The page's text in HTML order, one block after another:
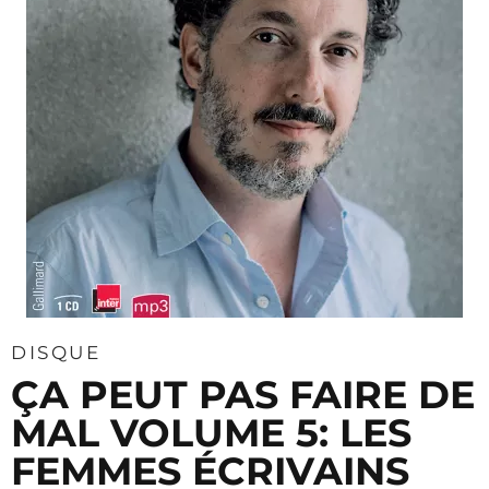
DISQUE
ÇA PEUT PAS FAIRE DE
MAL VOLUME 5: LES
FEMMES ÉCRIVAINS